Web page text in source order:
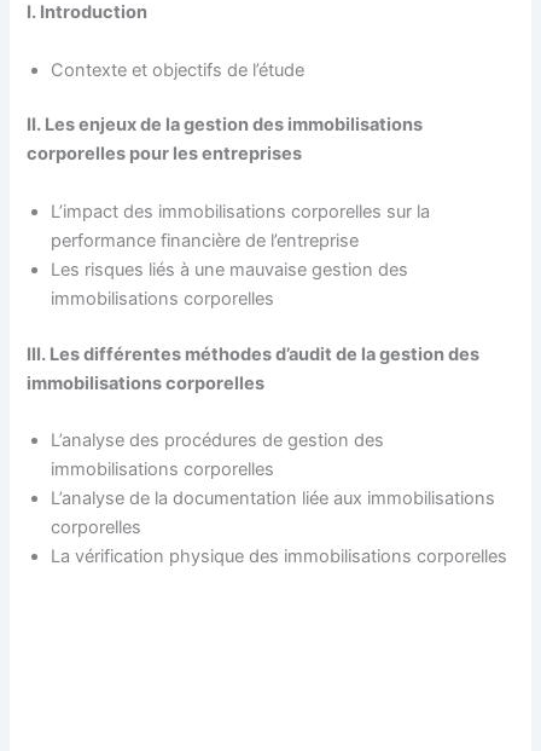
I. Introduction
Contexte et objectifs de l’étude
II. Les enjeux de la gestion des immobilisations
corporelles pour les entreprises
L’impact des immobilisations corporelles sur la
performance financière de l’entreprise
Les risques liés à une mauvaise gestion des
immobilisations corporelles
III. Les différentes méthodes d’audit de la gestion des
immobilisations corporelles
L’analyse des procédures de gestion des
immobilisations corporelles
L’analyse de la documentation liée aux immobilisations
corporelles
La vérification physique des immobilisations corporelles